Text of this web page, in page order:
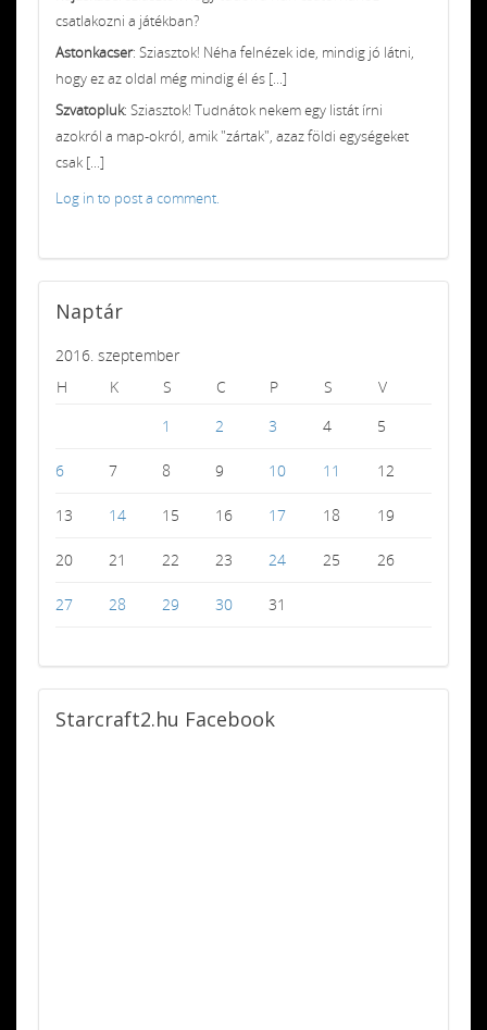
csatlakozni a játékban?
Astonkacser: Sziasztok! Néha felnézek ide, mindig jó látni,
hogy ez az oldal még mindig él és [...]
Szvatopluk: Sziasztok! Tudnátok nekem egy listát írni
azokról a map-okról, amik "zártak", azaz földi egységeket
csak [...]
Log in to post a comment.
Naptár
2016. szeptember
H
K S C P S
V
1
2 3 4 5
6 7 8 9 10 11 12
13 14 15 16 17 18 19
20 21 22 23 24 25 26
27 28 29 30 31
Starcraft2.hu Facebook